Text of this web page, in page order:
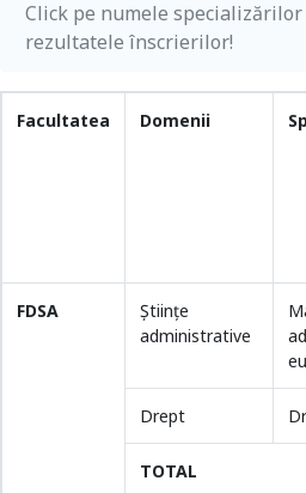
Click pe numele
rezultatele înscrierilor!
Facultatea Domenii
FDSA
Științe
administrative
Drept
TOTAL